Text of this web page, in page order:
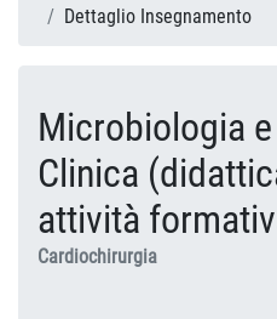
Dettaglio Insegnamento
Microbiologia
Clinica
attività
Cardiochirurgia